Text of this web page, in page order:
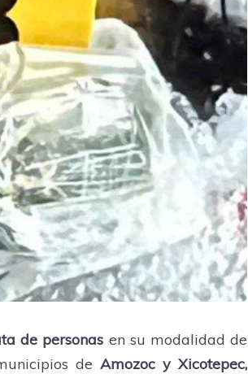
de personas en su modalidad de
de Amozoc y Xicotepec,